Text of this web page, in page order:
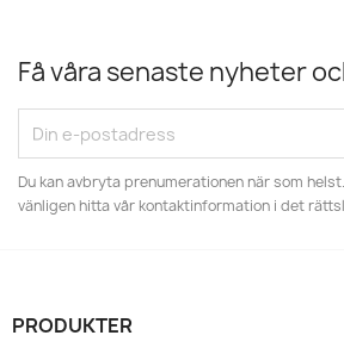
Få våra senaste nyheter
Du kan avbryta prenumerationen när som
vänligen hitta vår kontaktinformation i det
PRODUKTER